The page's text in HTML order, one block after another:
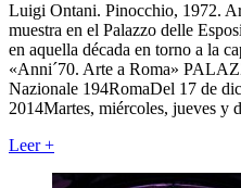
Luigi Ontani. Pinocchio, 1972.
muestra en el Palazzo delle
en aquella década en torno a la
«Anni´70. Arte a Roma»
Nazionale 194RomaDel 17 de
2014Martes, miércoles, jueves y
Leer+